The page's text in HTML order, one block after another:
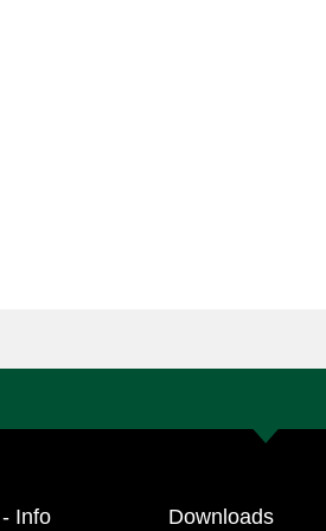
Info Downloads